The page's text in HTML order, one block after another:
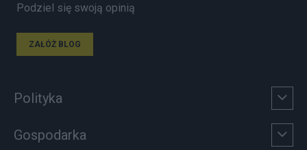
Podziel się swoją opinią
ZAŁÓŻ BLOG
Polityka
Gospodarka